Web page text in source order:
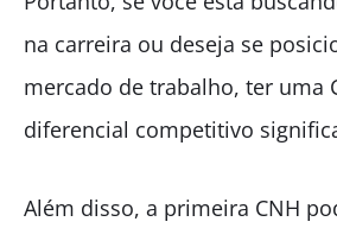
na carreira ou deseja se
mercado de trabalho, ter uma
diferencial competitivo
Além disso, a primeira CNH